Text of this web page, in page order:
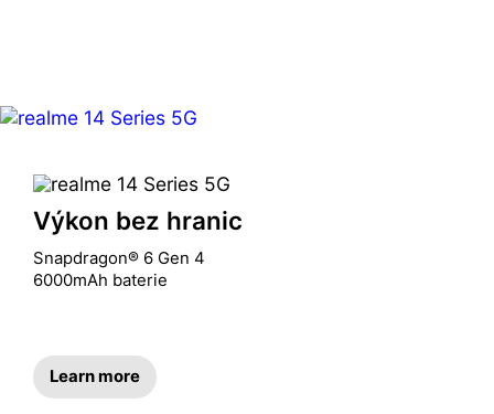
Výkon bez hranic
Snapdragon® 6 Gen 4
6000mAh baterie
Learn more